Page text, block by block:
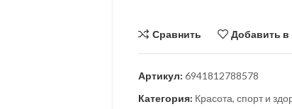
Сравнить Добавить в
Артикул: 6941812788578
Категория: Красота, спорт и